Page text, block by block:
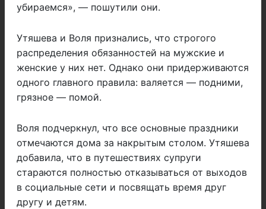
убираемся», — пошутили они.
Утяшева и Воля признались, что строгого
распределения обязанностей на мужские и
женские у них нет. Однако они придерживаются
одного главного правила: валяется — подними,
грязное — помой.
Воля подчеркнул, что все основные праздники
отмечаются дома за накрытым столом. Утяшева
добавила, что в путешествиях супруги
стараются полностью отказываться от выходов
в социальные сети и посвящать время друг
другу и детям.